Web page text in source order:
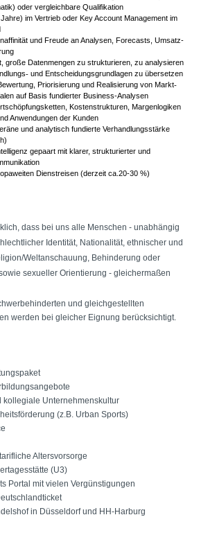
oder vergleichbare Qualifikation
im Vertrieb oder Key Account Management im
und Freude an Analysen, Forecasts, Umsatz-
große Datenmengen zu strukturieren, zu analysieren
‑ und Entscheidungsgrundlagen zu übersetzen
Priorisierung und Realisierung von Markt‑
auf Basis fundierter Business-Analysen
Kostenstrukturen, Margenlogiken
Anwendungen der Kunden
und analytisch fundierte Verhandlungsstärke
gepaart mit klarer, strukturierter und
Dienstreisen (derzeit ca.20-30 %)
dass bei uns alle Menschen - unabhängig
Identität, Nationalität, ethnischer und
Weltanschauung, Behinderung oder
sexueller Orientierung - gleichermaßen
und gleichgestellten
werden bei gleicher Eignung berücksichtigt.
kollegiale Unternehmenskultur
(z.B. Urban Sports)
Altersvorsorge
(U3)
Portal mit vielen Vergünstigungen
in Düsseldorf und HH-Harburg